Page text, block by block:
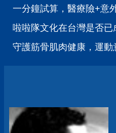
一分鐘試算，醫療險+意
啦啦隊文化在台灣是否
守護筋骨肌肉健康，運動